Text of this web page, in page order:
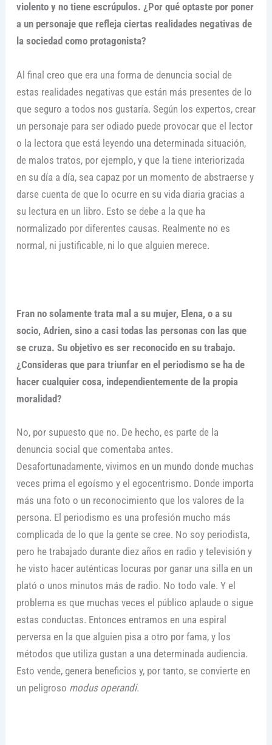
violento y no tiene escrúpulos. ¿Por qué optaste por poner
a un personaje que refleja ciertas realidades negativas de
la sociedad como protagonista?
Al final creo que era una forma de denuncia social de
estas realidades negativas que están más presentes de lo
que seguro a todos nos gustaría. Según los expertos, crear
un personaje para ser odiado puede provocar que el lector
o la lectora que está leyendo una determinada situación,
de malos tratos, por ejemplo, y que la tiene interiorizada
en su día a día, sea capaz por un momento de abstraerse y
darse cuenta de que lo ocurre en su vida diaria gracias a
su lectura en un libro. Esto se debe a la que ha
normalizado por diferentes causas. Realmente no es
normal, ni justificable, ni lo que alguien merece.
Fran no solamente trata mal a su mujer, Elena, o a su
socio, Adrien, sino a casi todas las personas con las que
se cruza. Su objetivo es ser reconocido en su trabajo.
¿Consideras que para triunfar en el periodismo se ha de
hacer cualquier cosa, independientemente de la propia
moralidad?
No, por supuesto que no. De hecho, es parte de la
denuncia social que comentaba antes.
Desafortunadamente, vivimos en un mundo donde muchas
veces prima el egoísmo y el egocentrismo. Donde importa
más una foto o un reconocimiento que los valores de la
persona. El periodismo es una profesión mucho más
complicada de lo que la gente se cree. No soy periodista,
pero he trabajado durante diez años en radio y televisión y
he visto hacer auténticas locuras por ganar una silla en un
plató o unos minutos más de radio. No todo vale. Y el
problema es que muchas veces el público aplaude o sigue
estas conductas. Entonces entramos en una espiral
perversa en la que alguien pisa a otro por fama, y los
métodos que utiliza gustan a una determinada audiencia.
Esto vende, genera beneficios y, por tanto, se convierte en
un peligroso modus operandi.